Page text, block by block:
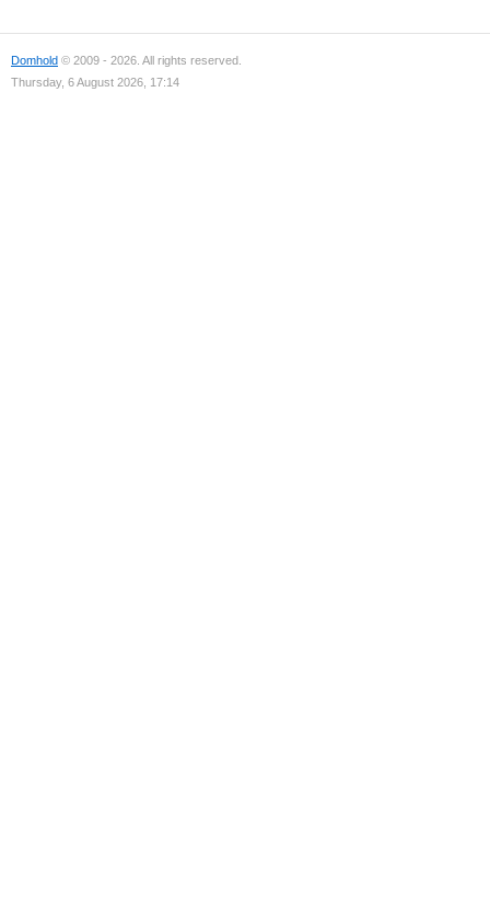
Domhold © 2009 - 2026. All rights reserved.
Thursday, 6 August 2026, 17:14